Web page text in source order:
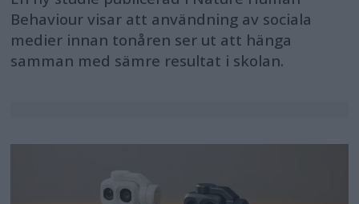
Behaviour visar att användning av sociala
medier innan tonåren ser ut att hänga
samman med sämre resultat i skolan.